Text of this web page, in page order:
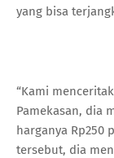
yang bisa
“Kami
Pamekasan, dia
harganya Rp250
tersebut, dia